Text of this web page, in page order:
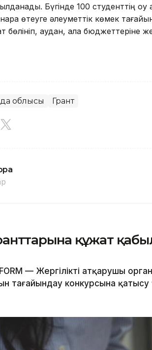
Бүгінде 100 студенттің
өтеуге әлеуметтік көмек
бөлініп, аудан, қала бюджеттеріне
облысы Грант
құжат
— Жергілікті атқарушы
тағайындау конкурсына қатысу